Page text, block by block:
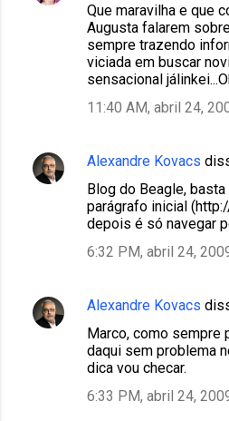
Que maravilha e que
Augusta falarem
sempre trazendo
viciada em buscar
sensacional
11:40 AM, abril 24,
Alexandre Kovacs
Blog do Beagle,
parágrafo inicial
depois é só navegar
6:32 PM, abril 24,
Alexandre Kovacs
Marco, como sempre
daqui sem problema
dica vou checar.
6:33 PM, abril 24,